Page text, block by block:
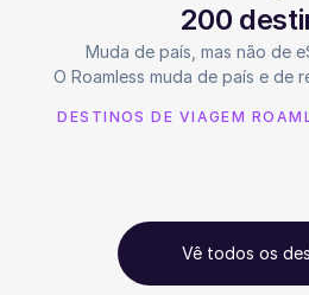
200
Muda de país, mas não de
O Roamless muda de país e de
DESTINOS DE VIAGEM
Vê todos os